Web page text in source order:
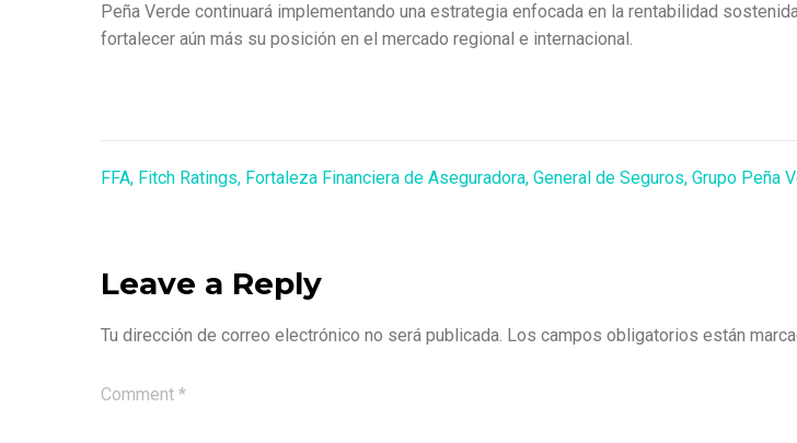
Peña Verde continuará implementando una estrategia enfocada en la rentabilidad
fortalecer aún más su posición en el mercado regional e internacional.
FFA, Fitch Ratings, Fortaleza Financiera de Aseguradora, General de Seguros, Grupo Peña
Leave a Reply
Tu dirección de correo electrónico no será publicada. Los campos obligatorios están